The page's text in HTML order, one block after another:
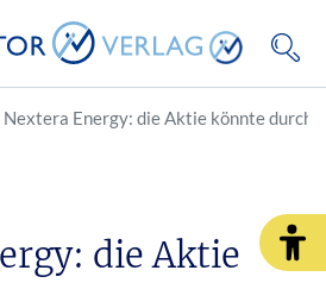
Nextera Energy: die Aktie könnte durch
die Aktie